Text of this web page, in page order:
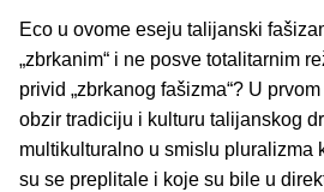
Eco u ovome eseju talijanski
„zbrkanim“ i ne posve totalitarnim
privid „zbrkanog fašizma“? U
obzir tradiciju i kulturu talijanskog
multikulturalno u smislu pluralizma
su se preplitale i koje su bile u